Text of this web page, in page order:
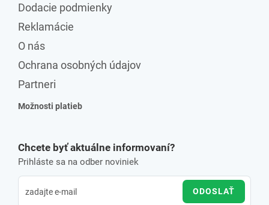
Dodacie podmienky
Reklamácie
O nás
Ochrana osobných údajov
Partneri
Možnosti platieb
Chcete byť aktuálne informovaní?
Prihláste sa na odber noviniek
ODOSLAŤ